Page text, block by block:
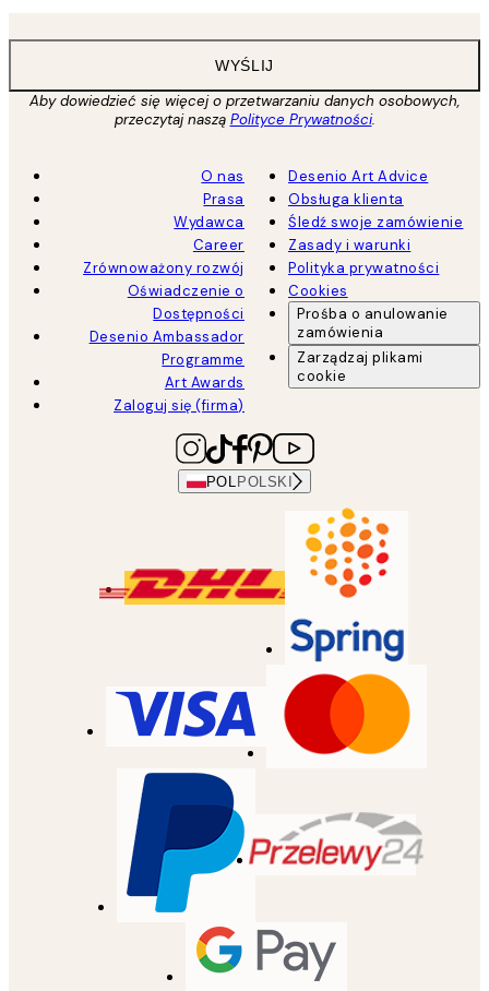
WYŚLIJ
Aby dowiedzieć się więcej o przetwarzaniu danych osobowych,
przeczytaj naszą Polityce Prywatności.
O nas
Prasa
Wydawca
Career
Zrównoważony rozwój
Oświadczenie o
Dostępności
Desenio Ambassador
Programme
Art Awards
Zaloguj się (firma)
Desenio Art Advice
Obsługa klienta
Śledź swoje zamówienie
Zasady i warunki
Polityka prywatności
Cookies
Prośba o anulowanie
zamówienia
Zarządzaj plikami
cookie
POL POLSKI